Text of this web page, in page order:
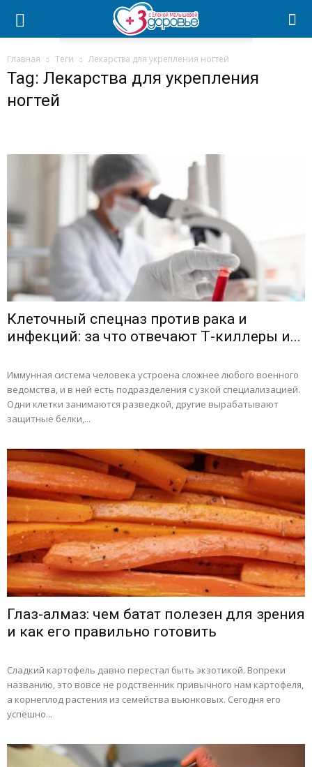
Главная Теги Лекарства для укрепления ногтей
Tag: Лекарства для укрепления
ногтей
Клеточный спецназ против рака и
инфекций: за что отвечают Т-киллеры и...
Иммунная система человека устроена сложнее любого военного
ведомства, и в ней есть подразделения с узкой специализацией.
Одни клетки занимаются разведкой, другие вырабатывают
защитные белки,...
Глаз-алмаз: чем батат полезен для зрения
и как его правильно готовить
Сладкий картофель давно перестал быть экзотикой. Вопреки
названию, это вовсе не родственник привычного нам картофеля,
а корнеплод растения из семейства вьюнковых. Сегодня его
успешно...